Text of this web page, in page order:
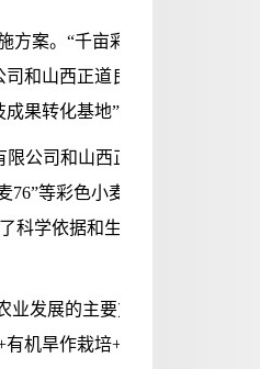
案。“千亩彩色小麦示范基地
和山西正道良田农业股份有限
果转化基地”项目。
公司和山西正道良田农业股份
等彩色小麦品种700亩，近
科学依据和生产经验，奠定了
发展的主要方向，此次“千亩
机旱作栽培+功能性产品开发”